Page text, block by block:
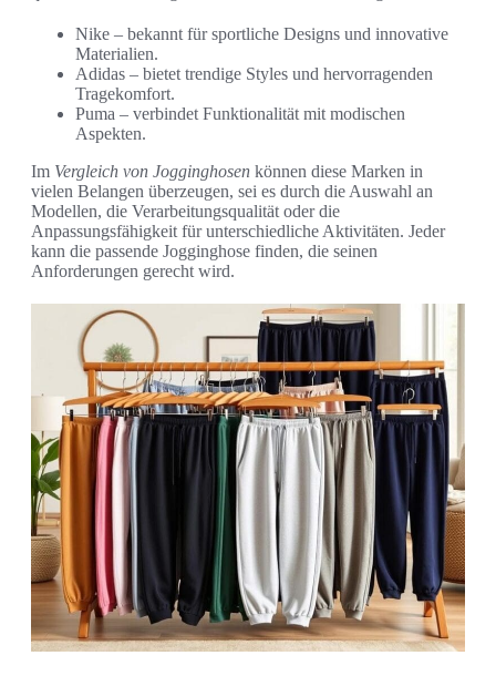
Nike – bekannt für sportliche Designs und innovative
Materialien.
Adidas – bietet trendige Styles und hervorragenden
Tragekomfort.
Puma – verbindet Funktionalität mit modischen
Aspekten.
Im Vergleich von Jogginghosen können diese Marken in
vielen Belangen überzeugen, sei es durch die Auswahl an
Modellen, die Verarbeitungsqualität oder die
Anpassungsfähigkeit für unterschiedliche Aktivitäten. Jeder
kann die passende Jogginghose finden, die seinen
Anforderungen gerecht wird.